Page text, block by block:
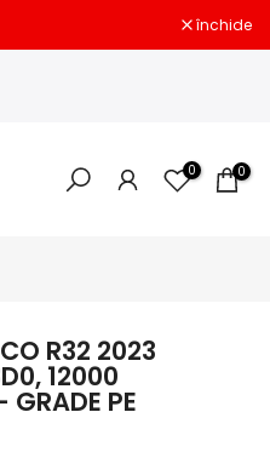
închide
0 0
R32 2023
12000
PE